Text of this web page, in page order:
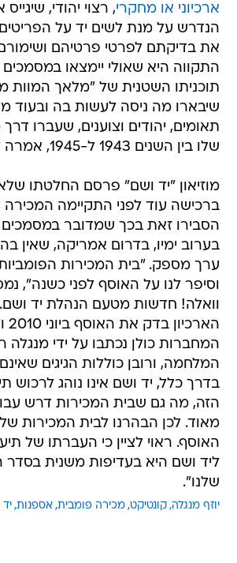
ארכיוני או מחקרי, רצוי יהודי,
הנדרש על מנת לשים יד על
את בדיקתם לפרטי פרטיהם
התקווה היא שאולי יימצאו
תוכניתו השטנית של "מלאך המוות
שיבארו מה ניסה לעשות בה ובעוד
תאומים, יהודים וצוענים, שעברו
שלו בין השנים 1943 ל-1945, אמרה לקס.
מוזיאון "יד ושם" פרסם החלטתו
ברכישה עוד לפני התקיימה המכירה
הסבירו זאת בכך שמדובר
בערוב ימיו, בדרום אמריקה, שאין
ערך מספק. "בית המכירות הפומביות
וסיפר לנו על האוסף לפני כשנה",
וואלה! חדשות מטעם הנהלת יד
המחברות כולן נכתבו על ידי
המלחמה, ורובן כוללות הגיגים שאינם
בדרך כלל, יד ושם אינו נוהג לרכוש
הזה, מה גם שבית המכירות דרש
מאוד. לכן הבהרנו לבית המכירות
האוסף. ראוי לציין כי העברתו של
ליד ושם היא בעדיפות משנית בסדר
שלנו".
יוזף מנגלה קונטיקט מכירה פומבית אספנות